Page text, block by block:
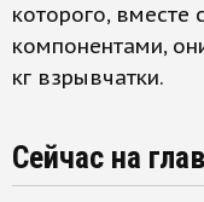
которого,
компонентами,
кг взрывчатки.
Сейчас на